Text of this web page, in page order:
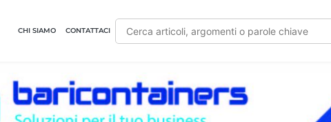
CHI SIAMO CONTATTACI